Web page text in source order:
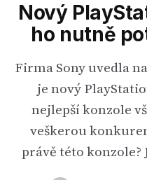
Nový
ho nutně
Firma Sony uvedla
je nový
nejlepší konzole
veškerou
právě této